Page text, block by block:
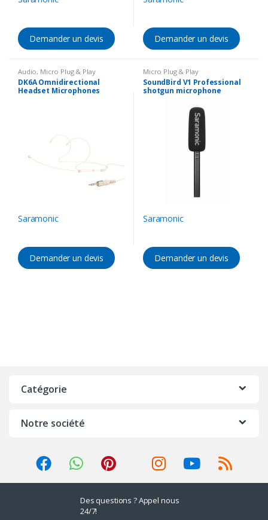
Demander un devis Demander un devis
Audio, Micro Plug & Play
DK6A Omnidirectional
Headset Microphones
Saramonic
Demander un devis
Micro Plug & Play
SoundBird V1 Professional
shotgun microphone
Saramonic
Demander un devis
Catégorie
Notre société
Des questions ? Appel nous
24/7!